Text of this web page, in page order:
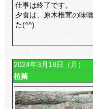
仕事は終了です。
夕食は、原木椎茸の味
た(^^)
2024年3月18日（月）
植菌